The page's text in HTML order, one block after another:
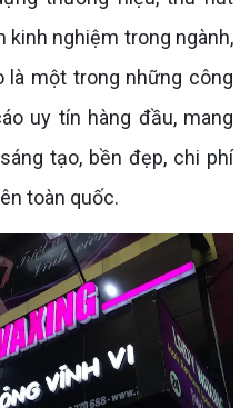
kinh nghiệm trong ngành,
là một trong những công
uy tín hàng đầu, mang
tạo, bền đẹp, chi phí
toàn quốc.